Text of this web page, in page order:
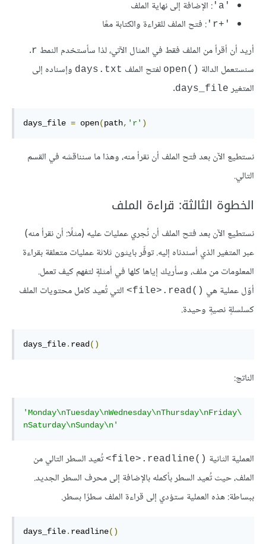
'a' : الإضافة إلى نهاية الملف
'r+‎'
: فتح الملف للقراءة والكتابة معًا
أريد أن أقرأ من الملف فقط في المثال الآتي، لذا سأستخدم النمط r
.
سنستعمل الدالة open()‎ لفتح الملف days.txt وإسناده إلى
المتغير days_file
.
days_file = open(path, 'r' )
نستطيع الآن بعد فتح الملف أن نقرأ منه، وهذا ما سنناقشه في القسم
التالي.
الخطوة الثالثة: قراءة الملف
نستطيع الآن بعد فتح الملف أن نُجري عمليات عليه (مثلًا: أن نقرأ منه)
عبر المتغير الذي أسندناه إليه. توفِّر بايثون ثلاثة عمليات متعلقة بقراءة
المعلومات من ملف، وسأريك إياها كلها في أمثلةٍ لتفهم كيف تعمل.
أوّل عملية هي ‎<file>.read()‎ التي تُعيد كامل محتويات الملف
كسلسلةٍ نصيةٍ وحيدة.
days_file. read ()
الناتج:
'Monday\nTuesday\nWednesday\nThursday\nFriday\
nSaturday\nSunday\n'
العملية الثانية ‎<file>.readline()‎ تُعيد السطر التالي من
الملف، حيث تُعيد السطر بأكمله بالإضافة إلى محرف السطر الجديد.
ببساطة: هذه العملية ستؤدي إلى قراءة الملف سطرًا بسطر.
days_file. readline()